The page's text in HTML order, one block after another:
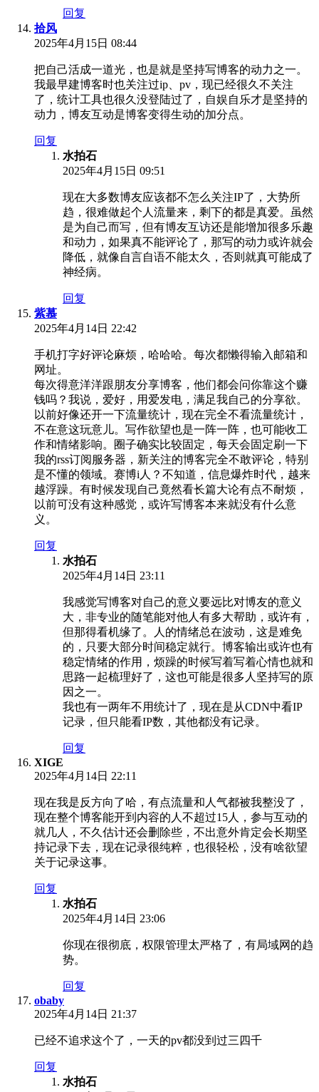
回复
拾风
2025年4月15日 08:44
把自己活成一道光，也是就是坚持写博客的动力之一。
我最早建博客时也关注过ip、pv，现已经很久不关注
了，统计工具也很久没登陆过了，自娱自乐才是坚持的
动力，博友互动是博客变得生动的加分点。
回复
水拍石
2025年4月15日 09:51
现在大多数博友应该都不怎么关注IP了，大势所
趋，很难做起个人流量来，剩下的都是真爱。虽然
是为自己而写，但有博友互访还是能增加很多乐趣
和动力，如果真不能评论了，那写的动力或许就会
降低，就像自言自语不能太久，否则就真可能成了
神经病。
回复
紫慕
2025年4月14日 22:42
手机打字好评论麻烦，哈哈哈。每次都懒得输入邮箱和
网址。
每次得意洋洋跟朋友分享博客，他们都会问你靠这个赚
钱吗？我说，爱好，用爱发电，满足我自己的分享欲。
以前好像还开一下流量统计，现在完全不看流量统计，
不在意这玩意儿。写作欲望也是一阵一阵，也可能收工
作和情绪影响。圈子确实比较固定，每天会固定刷一下
我的rss订阅服务器，新关注的博客完全不敢评论，特别
是不懂的领域。赛博i人？不知道，信息爆炸时代，越来
越浮躁。有时候发现自己竟然看长篇大论有点不耐烦，
以前可没有这种感觉，或许写博客本来就没有什么意
义。
回复
水拍石
2025年4月14日 23:11
我感觉写博客对自己的意义要远比对博友的意义
大，非专业的随笔能对他人有多大帮助，或许有，
但那得看机缘了。人的情绪总在波动，这是难免
的，只要大部分时间稳定就行。博客输出或许也有
稳定情绪的作用，烦躁的时候写着写着心情也就和
思路一起梳理好了，这也可能是很多人坚持写的原
因之一。
我也有一两年不用统计了，现在是从CDN中看IP
记录，但只能看IP数，其他都没有记录。
回复
XIGE
2025年4月14日 22:11
现在我是反方向了哈，有点流量和人气都被我整没了，
现在整个博客能开到内容的人不超过15人，参与互动的
就几人，不久估计还会删除些，不出意外肯定会长期坚
持记录下去，现在记录很纯粹，也很轻松，没有啥欲望
关于记录这事。
回复
水拍石
2025年4月14日 23:06
你现在很彻底，权限管理太严格了，有局域网的趋
势。
回复
obaby
2025年4月14日 21:37
已经不追求这个了，一天的pv都没到过三四千
回复
水拍石